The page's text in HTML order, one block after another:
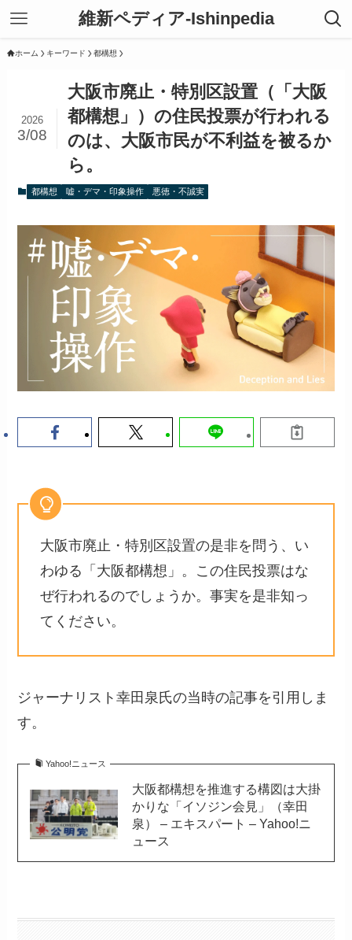
維新ペディア-Ishinpedia
ホーム キーワード 都構想
大阪市廃止・特別区設置（「大阪
都構想」）の住民投票が行われる
のは、大阪市民が不利益を被るか
ら。
2026
3/08
都構想 嘘・デマ・印象操作 悪徳・不誠実
大阪市廃止・特別区設置の是非を問う、い
わゆる「大阪都構想」。この住民投票はな
ぜ行われるのでしょうか。事実を是非知っ
てください。
ジャーナリスト幸田泉氏の当時の記事を引用しま
す。
Yahoo!ニュース
大阪都構想を推進する構図は大掛
かりな「イソジン会見」（幸田
泉） – エキスパート – Yahoo!ニ
ュース